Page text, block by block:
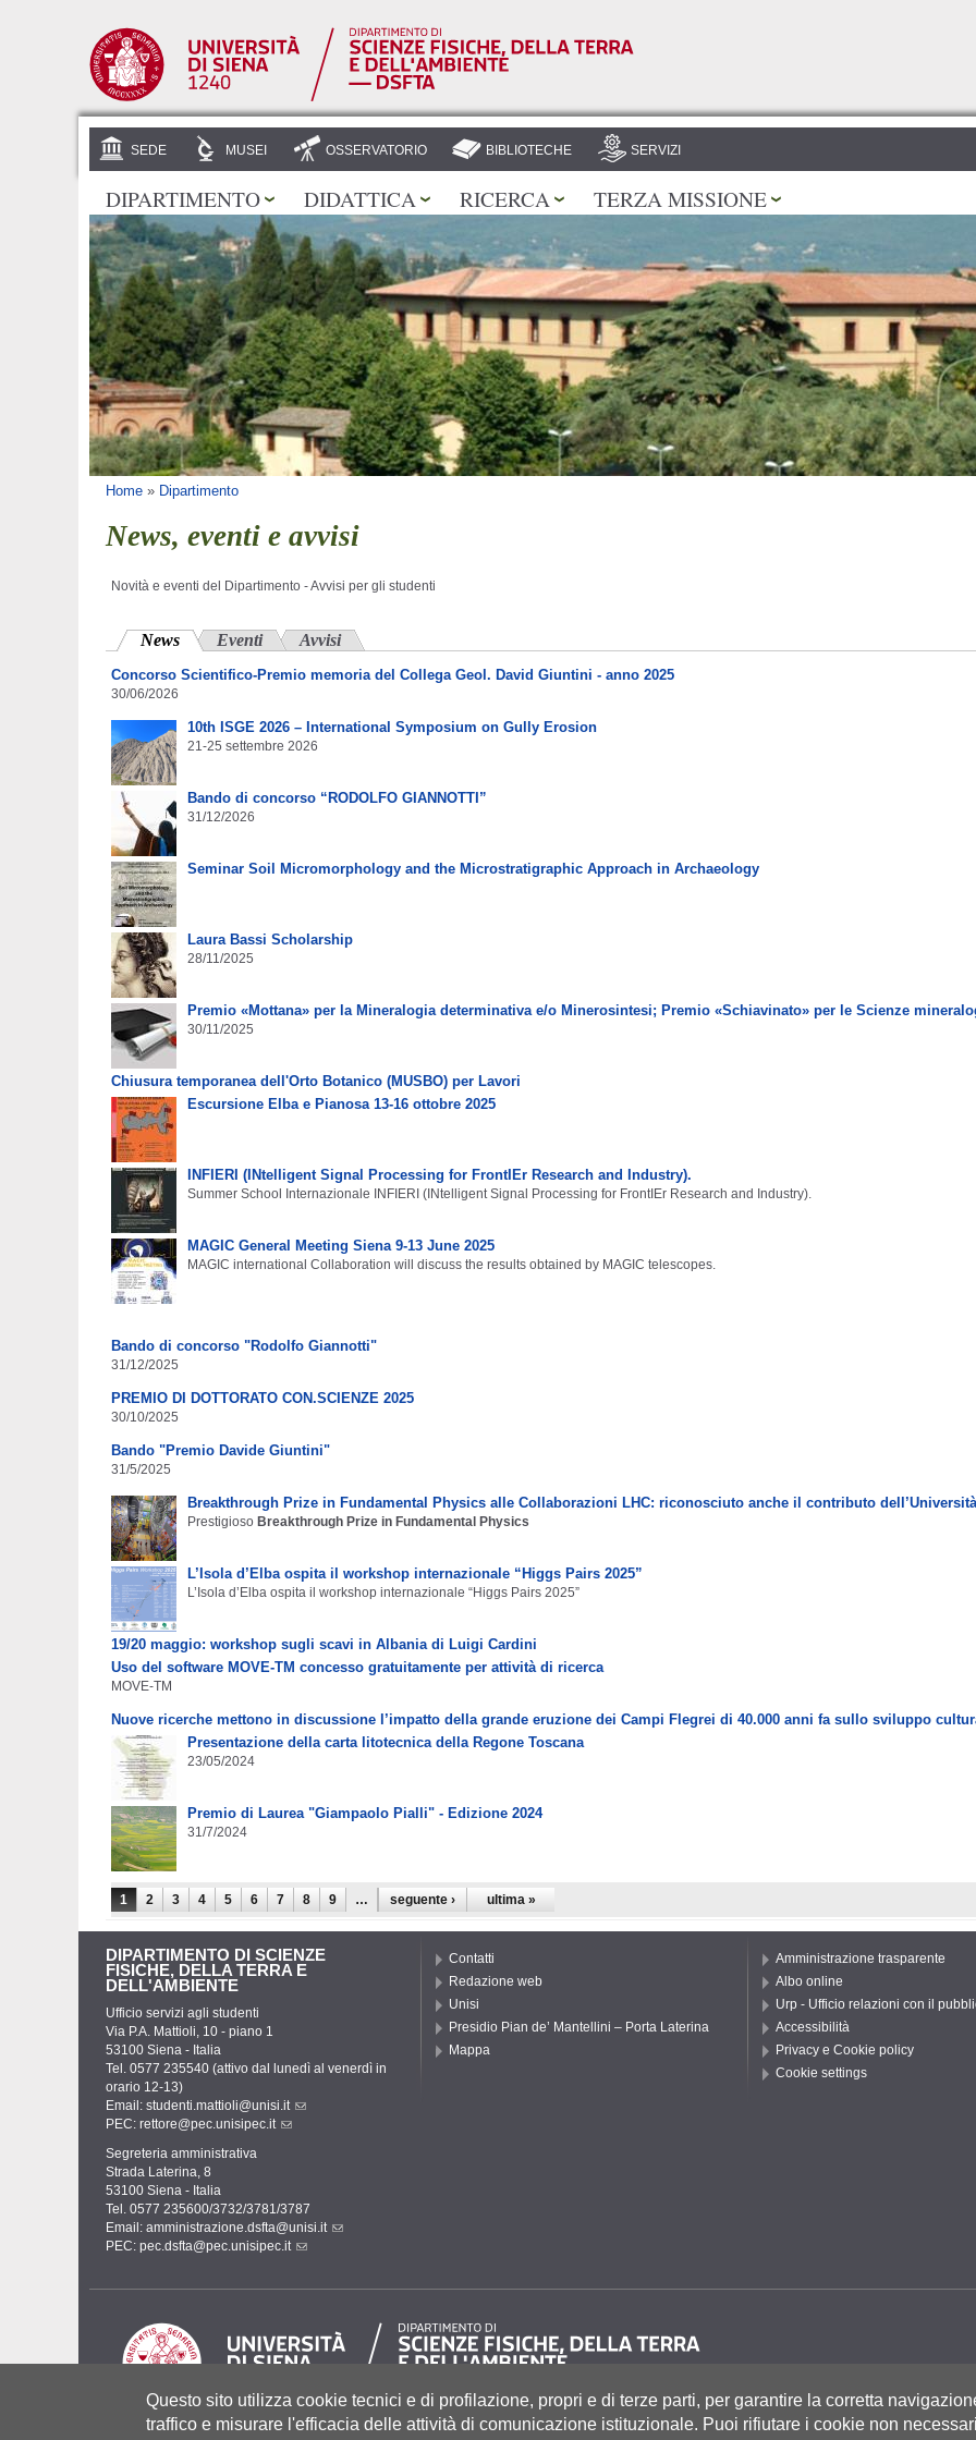
SEDE MUSEI OSSERVATORIO BIBLIOTECHE SERVIZI
DIPARTIMENTO DIDATTICA RICERCA TERZA MISSIONE
Tu sei qui
Home » Dipartimento
News, eventi e avvisi
Novità e eventi del Dipartimento - Avvisi per gli studenti
News (scheda attiva)
Eventi Avvisi
Concorso Scientifico-Premio memoria del Collega Geol. David Giuntini - anno 2025
30/06/2026
10th ISGE 2026 – International Symposium on Gully Erosion
21-25 settembre 2026
Bando di concorso “RODOLFO GIANNOTTI”
31/12/2026
Seminar Soil Micromorphology and the Microstratigraphic Approach in Archaeology
Laura Bassi Scholarship
28/11/2025
Premio «Mottana» per la Mineralogia determinativa e/o Minerosintesi; Premio «Schiavinato» per le Scienze
30/11/2025
Chiusura temporanea dell'Orto Botanico (MUSBO) per Lavori
Escursione Elba e Pianosa 13-16 ottobre 2025
INFIERI (INtelligent Signal Processing for FrontIEr Research and Industry).
Summer School Internazionale INFIERI (INtelligent Signal Processing for FrontIEr Research and Industry).
MAGIC General Meeting Siena 9-13 June 2025
MAGIC international Collaboration will discuss the results obtained by MAGIC telescopes.
Bando di concorso "Rodolfo Giannotti"
31/12/2025
PREMIO DI DOTTORATO CON.SCIENZE 2025
30/10/2025
Bando "Premio Davide Giuntini"
31/5/2025
Breakthrough Prize in Fundamental Physics alle Collaborazioni LHC: riconosciuto anche il contributo
Prestigioso Breakthrough Prize in Fundamental Physics
L’Isola d’Elba ospita il workshop internazionale “Higgs Pairs 2025”
L’Isola d’Elba ospita il workshop internazionale “Higgs Pairs 2025”
19/20 maggio: workshop sugli scavi in Albania di Luigi Cardini
Uso del software MOVE-TM concesso gratuitamente per attività di ricerca
MOVE-TM
Nuove ricerche mettono in discussione l’impatto della grande eruzione dei Campi Flegrei di 40.000 anni fa sullo sviluppo
Presentazione della carta litotecnica della Regone Toscana
23/05/2024
Premio di Laurea "Giampaolo Pialli" - Edizione 2024
31/7/2024
Pagine
1 2 3 4 5 6 7 8 9 … seguente › ultima »
DIPARTIMENTO DI SCIENZE
FISICHE, DELLA TERRA E
DELL'AMBIENTE
Ufficio servizi agli studenti
Via P.A. Mattioli, 10 - piano 1
53100 Siena - Italia
Tel. 0577 235540 (attivo dal lunedì al venerdì in
orario 12-13)
Email: studenti.mattioli@unisi.it
PEC: rettore@pec.unisipec.it
Segreteria amministrativa
Strada Laterina, 8
53100 Siena - Italia
Tel. 0577 235600/3732/3781/3787
Email: amministrazione.dsfta@unisi.it
PEC: pec.dsfta@pec.unisipec.it
Contatti
Redazione web
Unisi
Presidio Pian de’ Mantellini – Porta Laterina
Mappa
Amministrazione trasparente
Albo online
Urp - Ufficio relazioni con il
Accessibilità
Privacy e Cookie policy
Cookie settings
Questo sito utilizza cookie tecnici e di profilazione, propri e di terze parti, per garantire la corretta
traffico e misurare l'efficacia delle attività di comunicazione istituzionale. Puoi rifiutare i cookie non